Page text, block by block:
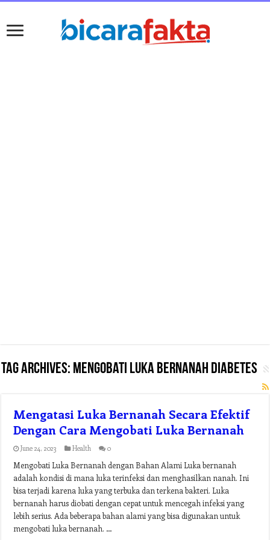
Tag Archives: mengobati luka bernanah diabetes
Mengatasi Luka Bernanah Secara Efektif
Dengan Cara Mengobati Luka Bernanah
June 24, 2023 Health 0
Mengobati Luka Bernanah dengan Bahan Alami Luka bernanah
adalah kondisi di mana luka terinfeksi dan menghasilkan nanah. Ini
bisa terjadi karena luka yang terbuka dan terkena bakteri. Luka
bernanah harus diobati dengan cepat untuk mencegah infeksi yang
lebih serius. Ada beberapa bahan alami yang bisa digunakan untuk
mengobati luka bernanah. …